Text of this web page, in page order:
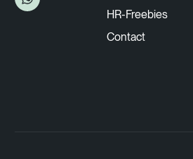
HR-Freebies
Contact